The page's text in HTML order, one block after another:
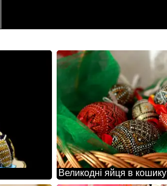
Великодні яйця в кошику